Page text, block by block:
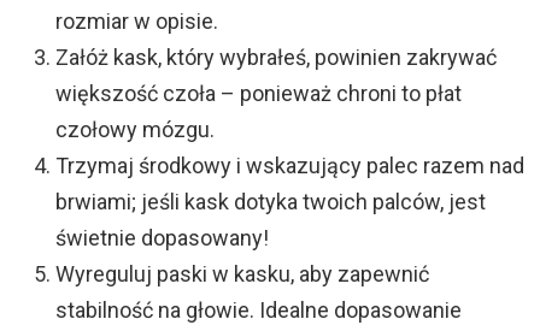
rozmiar w opisie.
Załóż kask, który wybrałeś, powinien zakrywać
większość czoła – ponieważ chroni to płat
czołowy mózgu.
Trzymaj środkowy i wskazujący palec razem nad
brwiami; jeśli kask dotyka twoich palców, jest
świetnie dopasowany!
Wyreguluj paski w kasku, aby zapewnić
stabilność na głowie. Idealne dopasowanie